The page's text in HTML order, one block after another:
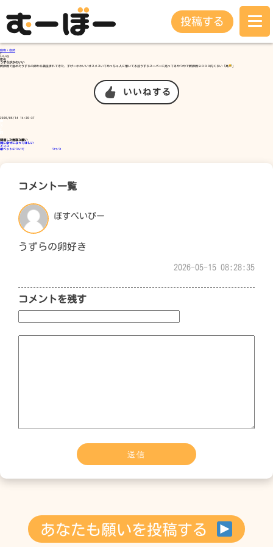
投稿する
動物・自然
2
いいね
匿名
うずらがかわいい
孵卵器で温めたうずらの卵から鶉生まれてきた、すげーかわいいオスメスいてめっちゃ人に懐いてる並うずらスーパーに売ってるやつやで孵卵器９０００円くらい「高
」
いいねする
2026/05/14 14:20:37
関連した無謀な願い
熊に幸せになってほしい
インコ
紙ペットについて つっつ
コメント一覧
ぼすべいびー
うずらの卵好き
2026-05-15 08:28:35
コメントを残す
あなたも願いを投稿する